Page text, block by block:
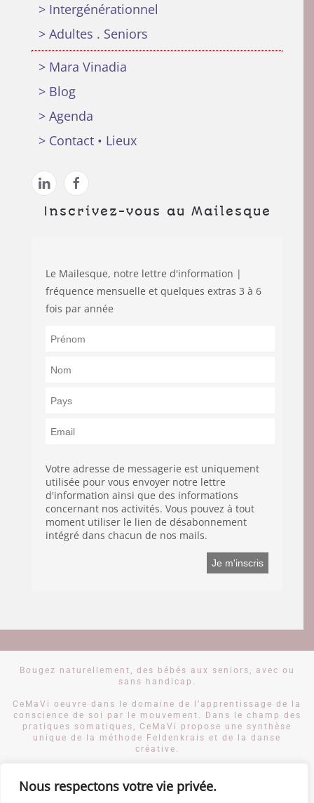
Nous respectons votre vie privée.
> Intergénérationnel
> Adultes . Seniors
> Mara Vinadia
> Blog
> Agenda
> Contact • Lieux
Inscrivez-vous au Mailesque
Le Mailesque, notre lettre d'information |
fréquence mensuelle et quelques extras 3 à 6
fois par année
Votre adresse de messagerie est uniquement
utilisée pour vous envoyer notre lettre
d'information ainsi que des informations
concernant nos activités. Vous pouvez à tout
moment utiliser le lien de désabonnement
intégré dans chacun de nos mails.
Bougez naturellement, des bébés aux seniors, avec ou
sans handicap.
CeMaVi oeuvre dans le domaine de l’apprentissage de la
conscience de soi par le mouvement. Dans le champ des
pratiques somatiques, CeMaVi propose une synthèse
unique de la méthode Feldenkrais et de la danse
créative.
romande. Le centre CeMaVi est en cours d’implantation
en Drôme provençale, dans le département 26, en région